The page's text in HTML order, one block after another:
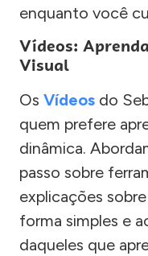
enquanto você
Vídeos:
Visual
Os Vídeos do
quem prefere
dinâmica.
passo sobre
explicações
forma simples e
daqueles que